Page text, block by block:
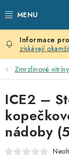
na
PRODEJNÍ
SKLADOVACÍ
CHLAZENÍ PRO
VÝČEPNÍ
získávají
Zmrzlinové vitríny
ICE2 –
nádoby